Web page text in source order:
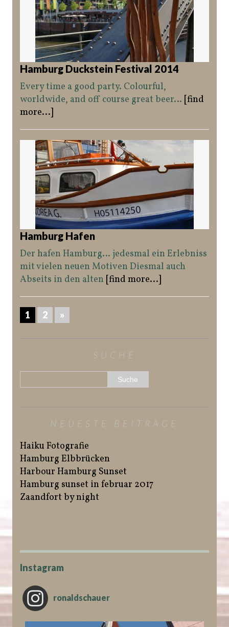
Hamburg Duckstein Festival 2014
Every time a good party. Colourful,
worldwide, and off course great beer… [find
more...]
Hamburg Hafen
Der hafen Hamburg… jedesmal ein Erlebniss
mit vielen neuen Motiven Diesmal auch
Abseits in den alten [find more...]
1 2 »
SUCHE
NEUESTE BEITRÄGE
Haiku Fotografie
Hamburg Elbbrücken
Harbour Hamburg Sunset
Hamburg sunset in februar 2017
Zaandfort by night
Instagram
ronaldschauer